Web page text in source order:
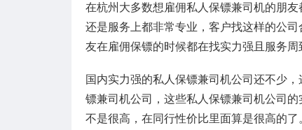
在杭州大多数想雇佣私人保镖兼司机的朋
还是服务上都非常专业，客户找这样的公
友在雇佣保镖的时候都在找实力强且服务
国内实力强的私人保镖兼司机公司还不少
镖兼司机公司，这些私人保镖兼司机公司
不是很高，在同行性价比里面算是很高的了